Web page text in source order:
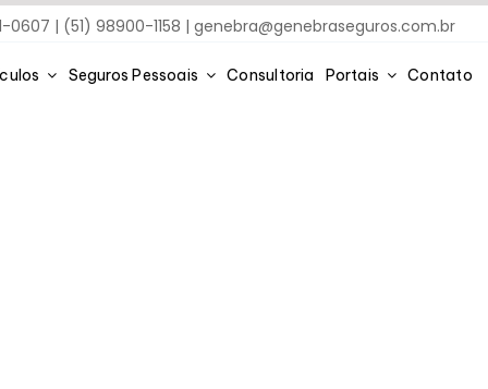
0607 | (51) 98900-1158 |genebra@genebraseguros.com.br
Seguros Pessoais Consultoria Portais Contato